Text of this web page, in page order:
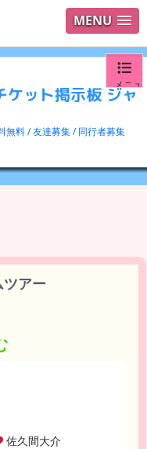
MENU
ケット掲示板 ジャ
無料 / 友達募集 / 同行者募集
メニュ
ログイ
ユーザ
アー
佐久間大介